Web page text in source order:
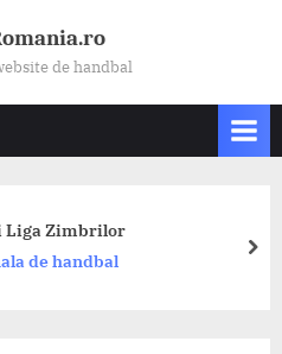
de handbal